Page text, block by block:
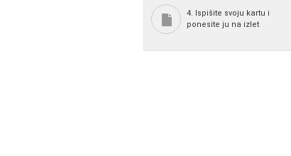
4. Ispišite svoju kartu i
ponesite ju na izlet